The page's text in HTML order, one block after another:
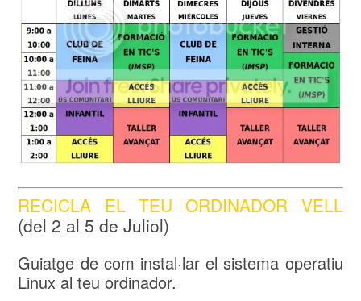
RECICLA EL TEU ORDINADOR VELL
(del 2 al 5 de Juliol)
Guiatge de com instal·lar el sistema operatiu
Linux al teu ordinador.